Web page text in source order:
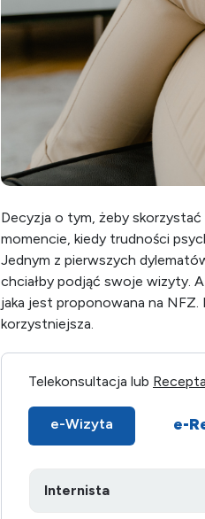
Decyzja o tym, żeby
momencie, kiedy trudności
Jednym z pierwszych
chciałby podjąć swoje wizyty.
jaka jest proponowana na
korzystniejsza.
Telekonsultacja lub
e-Wizyta e-